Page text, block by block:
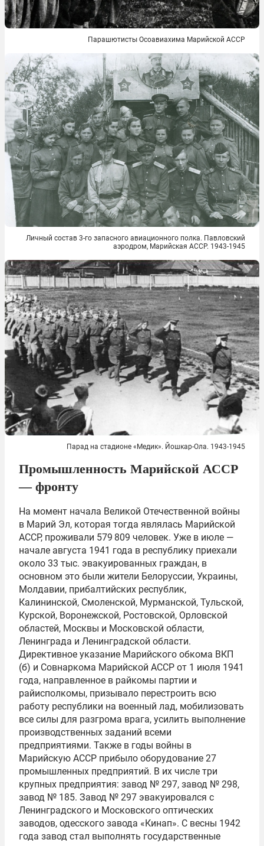
Парашютисты Осоавиахима Марийской АССР
Личный состав 3-го запасного авиационного полка. Павловский
аэродром, Марийская АССР. 1943-1945
Парад на стадионе «Медик». Йошкар-Ола. 1943-1945
Промышленность Марийской АССР
— фронту
На момент начала Великой Отечественной войны
в Марий Эл, которая тогда являлась Марийской
АССР, проживали 579 809 человек. Уже в июле —
начале августа 1941 года в республику приехали
около 33 тыс. эвакуированных граждан, в
основном это были жители Белоруссии, Украины,
Молдавии, прибалтийских республик,
Калининской, Смоленской, Мурманской, Тульской,
Курской, Воронежской, Ростовской, Орловской
областей, Москвы и Московской области,
Ленинграда и Ленинградской области.
Директивное указание Марийского обкома ВКП
(б) и Совнаркома Марийской АССР от 1 июля 1941
года, направленное в райкомы партии и
райисполкомы, призывало перестроить всю
работу республики на военный лад, мобилизовать
все силы для разгрома врага, усилить выполнение
производственных заданий всеми
предприятиями. Также в годы войны в
Марийскую АССР прибыло оборудование 27
промышленных предприятий. В их числе три
крупных предприятия: завод № 297, завод № 298,
завод № 185. Завод № 297 эвакуировался с
Ленинградского и Московского оптических
заводов, одесского завода «Кинап». С весны 1942
года завод стал выполнять государственные